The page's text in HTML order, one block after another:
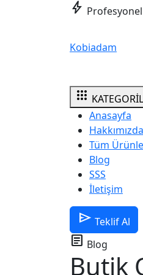
bolt
Kobiadam
apps
Anasayfa
Hakkımızda
Tüm
Blog
SSS
İletişim
send Teklif Al
article Blog
Butik